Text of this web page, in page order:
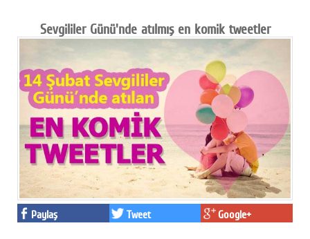
Teknoloji
Spor
Eğitim
Medya
Politika
Dünya
Bilim
Sevgililer Günü'nde atılmış en komik tweetler
Paylaş Tweet Google+